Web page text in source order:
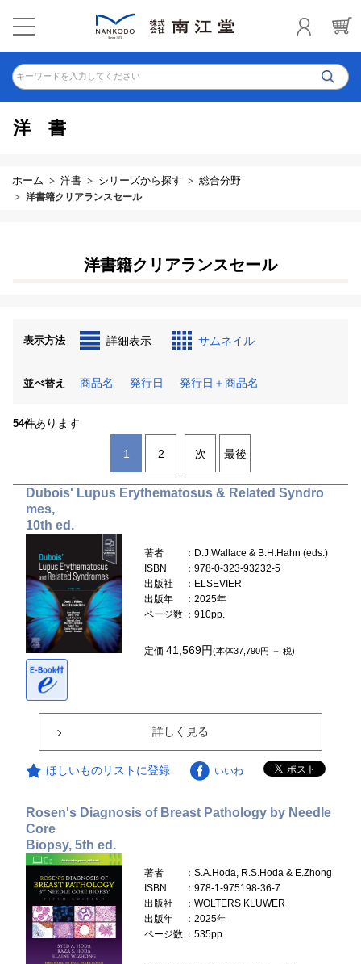
キーワードを入力してください
洋書
ホーム 洋書 シリーズから探す 総合分野
洋書籍クリアランスセール
洋書籍クリアランスセール
表示方法 詳細表示 サムネイル
並べ替え 商品名 発行日 発行日＋商品名
54件あります
1 2 次 最後
Dubois' Lupus Erythematosus & Related Syndro
mes,
10th ed.
著者
：D.J.Wallace & B.H.Hahn (eds.)
ISBN
：978-0-323-93232-5
出版社
：ELSEVIER
出版年
：2025年
ページ数 ：910pp.
定価41,569円(本体37,790円 ＋ 税)
詳しく見る
ほしいものリストに登録 いいね
Rosen's Diagnosis of Breast Pathology by Needle
Core
Biopsy, 5th ed.
著者
：S.A.Hoda, R.S.Hoda & E.Zhong
ISBN
：978-1-975198-36-7
出版社
：WOLTERS KLUWER
出版年
：2025年
ページ数 ：535pp.